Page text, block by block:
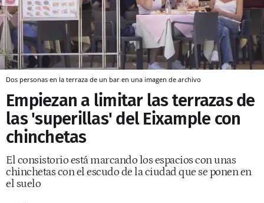
Dos personas en la terraza de un bar en una imagen de archivo
Empiezan a limitar las terrazas de
las 'superillas' del Eixample con
chinchetas
El consistorio está marcando los espacios con unas
chinchetas con el escudo de la ciudad que se ponen en
el suelo